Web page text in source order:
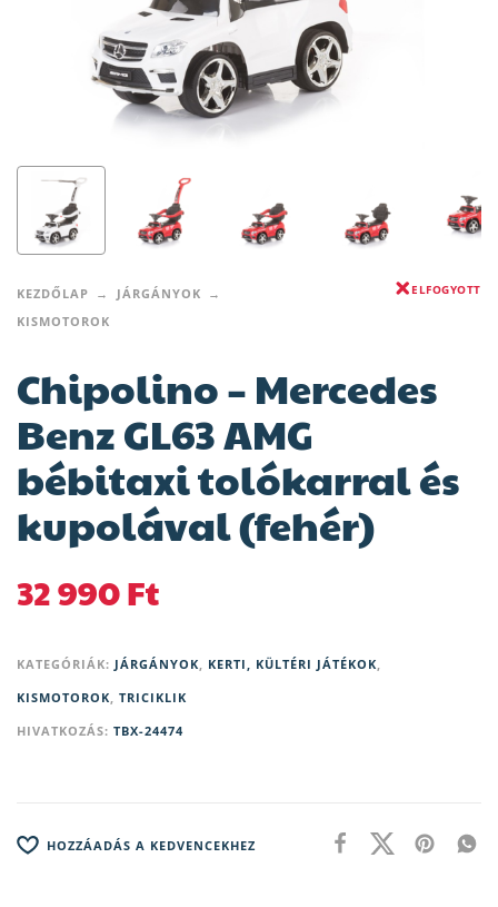
KEZDŐLAP
JÁRGÁNYOK
KISMOTOROK
ELFOGYOTT
Chipolino – Mercedes
Benz GL63 AMG
bébitaxi tolókarral és
kupolával (fehér)
32 990Ft
KATEGÓRIÁK: JÁRGÁNYOK, KERTI, KÜLTÉRI JÁTÉKOK,
KISMOTOROK, TRICIKLIK
HIVATKOZÁS: TBX-24474
HOZZÁADÁS A KEDVENCEKHEZ